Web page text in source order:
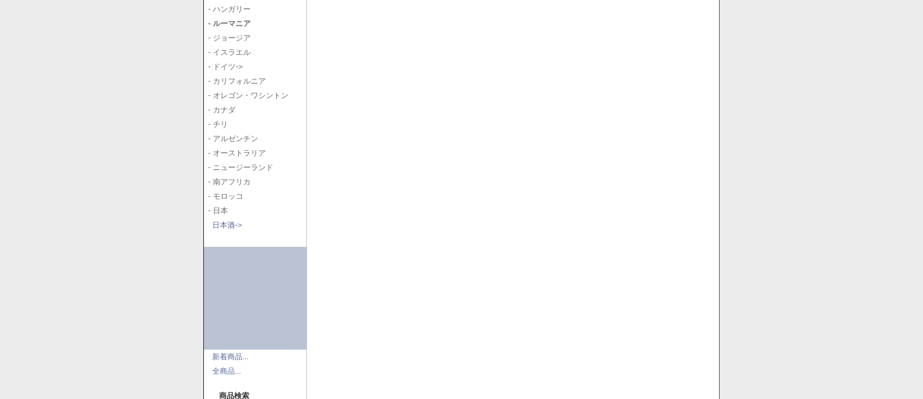
- ハンガリー
- ルーマニア
- ジョージア
- イスラエル
- ドイツ->
- カリフォルニア
- オレゴン・ワシントン
- カナダ
- チリ
- アルゼンチン
- オーストラリア
- ニュージーランド
- 南アフリカ
- モロッコ
- 日本
日本酒->
新着商品...
全商品...
商品検索